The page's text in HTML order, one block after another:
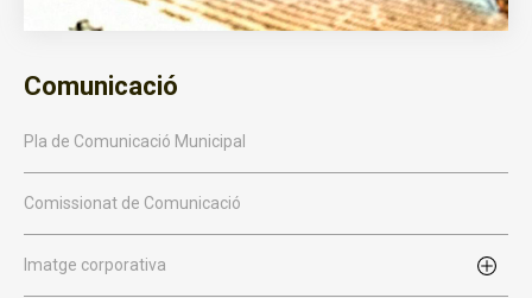
Comunicació
Pla de Comunicació Municipal
Comissionat de Comunicació
Imatge corporativa